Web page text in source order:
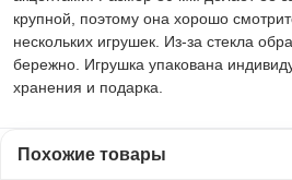
крупной, поэтому она хорошо
нескольких игрушек. Из-за стекла
бережно. Игрушка упакована
хранения и подарка.
Похожие товары